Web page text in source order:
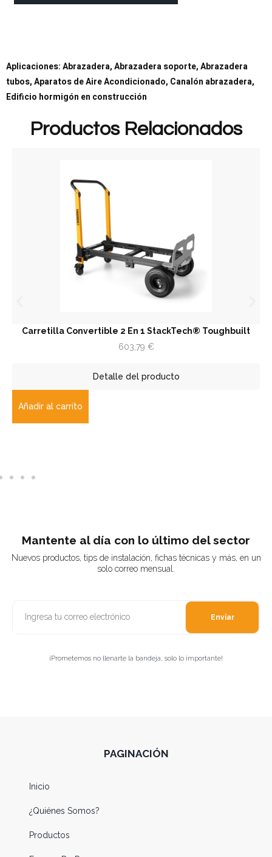
Aplicaciones: Abrazadera, Abrazadera soporte, Abrazadera
tubos, Aparatos de Aire Acondicionado, Canalón abrazadera,
Edificio hormigón en construcción
Productos Relacionados
Carretilla Convertible 2 En 1 StackTech® Toughbuilt
603,79 €
Detalle del producto
Añadir al carrito
Mantente al día con lo último del sector
Nuevos productos, tips de instalación, fichas técnicas y más, en un
solo correo mensual.
Enviar
¡Prometemos no llenarte la bandeja, solo lo importante!
PAGINACIÓN
Inicio
¿Quiénes Somos?
Productos